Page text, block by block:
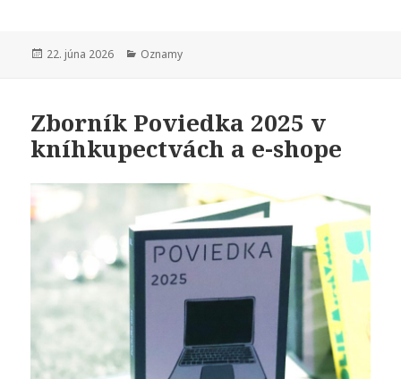
Publikované
22. júna 2026 Kategórie
Oznamy
Zborník Poviedka 2025 v
kníhkupectvách a e-shope